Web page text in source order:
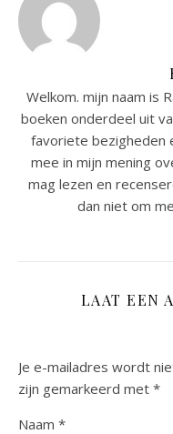
Welkom. mijn naam is
boeken onderdeel uit
favoriete bezigheden
mee in mijn mening
mag lezen en
dan niet om
LAAT EEN
Je e-mailadres wordt
zijn gemarkeerd met *
Naam *